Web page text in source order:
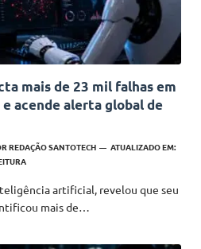
mais de 23 mil falhas em
acende alerta global de
REDAÇÃO SANTOTECH
ATUALIZADO EM:
artificial, revelou que seu
mais de…